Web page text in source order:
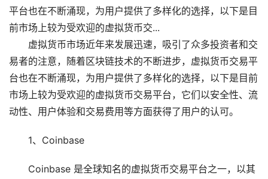
平台也在不断涌现，为用户提供了多样化的选择，以下是目
前市场上较为受欢迎的虚拟货币交...
虚拟货币市场近年来发展迅速，吸引了众多投资者和交
易者的注意，随着区块链技术的不断进步，虚拟货币交易平
台也在不断涌现，为用户提供了多样化的选择，以下是目前
市场上较为受欢迎的虚拟货币交易平台，它们以安全性、流
动性、用户体验和交易费用等方面获得了用户的认可。
1、Coinbase
Coinbase 是全球知名的虚拟货币交易平台之一，以其